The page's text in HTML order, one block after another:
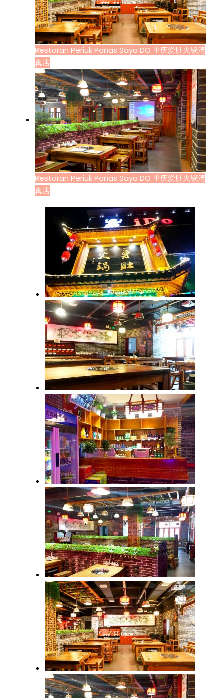
Restoran Periuk Panas Saya DO 重庆爱肚火锅清
真店
Restoran Periuk Panas Saya DO 重庆爱肚火锅清
真店